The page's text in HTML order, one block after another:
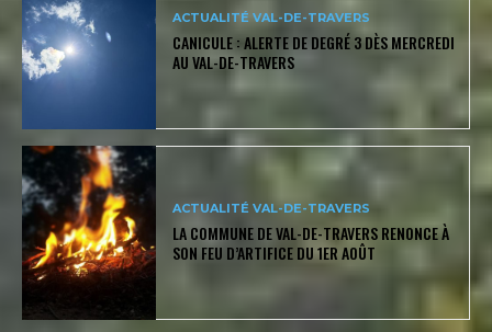
ACTUALITÉ VAL-DE-TRAVERS
CANICULE : ALERTE DE DEGRÉ 3 DÈS MERCREDI
AU VAL-DE-TRAVERS
ACTUALITÉ VAL-DE-TRAVERS
LA COMMUNE DE VAL-DE-TRAVERS RENONCE À
SON FEU D’ARTIFICE DU 1ER AOÛT